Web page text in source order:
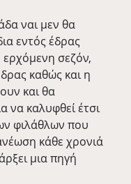
ναι μεν θα
εντός έδρας
σεζόν,
καθώς και η
και θα
να καλυφθεί έτσι
φιλάθλων που
κάθε χρονιά
μια πηγή